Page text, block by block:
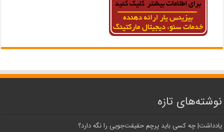
نوشته‌های تازه
یادداشت| ‌چه کسی باید پرچم حقیقت‌جویی را نگه دارد؟